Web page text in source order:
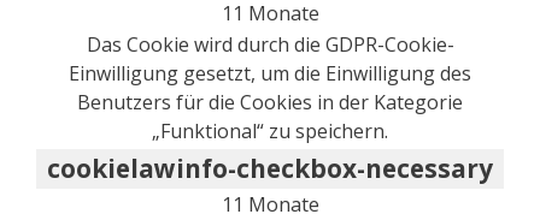
11 Monate
Das Cookie wird durch die GDPR-Cookie-
Einwilligung gesetzt, um die Einwilligung des
Benutzers für die Cookies in der Kategorie
„Funktional“ zu speichern.
cookielawinfo-checkbox-necessary
11 Monate